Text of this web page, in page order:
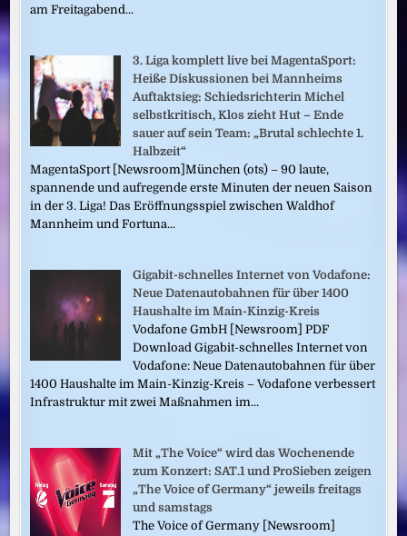
am Freitagabend...
3. Liga komplett live bei MagentaSport:
Heiße Diskussionen bei Mannheims
Auftaktsieg: Schiedsrichterin Michel
selbstkritisch, Klos zieht Hut – Ende
sauer auf sein Team: „Brutal schlechte 1.
Halbzeit“
MagentaSport [Newsroom]München (ots) – 90 laute,
spannende und aufregende erste Minuten der neuen Saison
in der 3. Liga! Das Eröffnungsspiel zwischen Waldhof
Mannheim und Fortuna...
Gigabit-schnelles Internet von Vodafone:
Neue Datenautobahnen für über 1400
Haushalte im Main-Kinzig-Kreis
Vodafone GmbH [Newsroom] PDF
Download Gigabit-schnelles Internet von
Vodafone: Neue Datenautobahnen für über
1400 Haushalte im Main-Kinzig-Kreis – Vodafone verbessert
Infrastruktur mit zwei Maßnahmen im...
Mit „The Voice“ wird das Wochenende
zum Konzert: SAT.1 und ProSieben zeigen
„The Voice of Germany“ jeweils freitags
und samstags
The Voice of Germany [Newsroom]